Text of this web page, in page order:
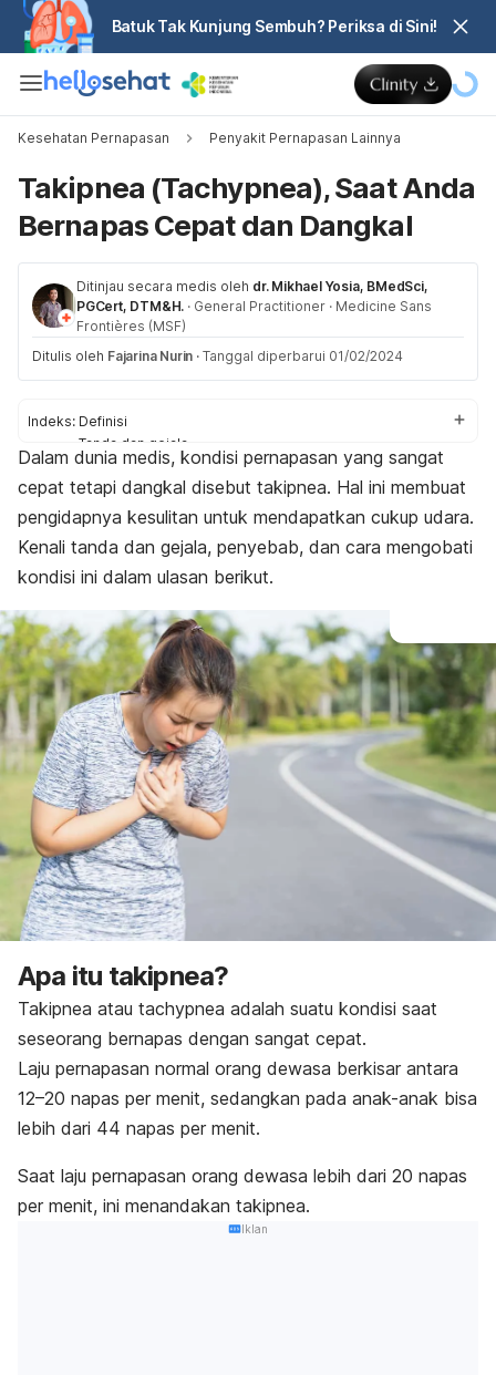
Batuk Tak Kunjung Sembuh? Periksa di Sini!
Kesehatan Pernapasan Penyakit Pernapasan Lainnya
Takipnea (Tachypnea), Saat Anda
Bernapas Cepat dan Dangkal
Ditinjau secara medis oleh dr. Mikhael Yosia, BMedSci,
PGCert, DTM&H. · General Practitioner · Medicine Sans
Frontières (MSF)
Ditulis oleh Fajarina Nurin · Tanggal diperbarui 01/02/2024
Indeks: Definisi
Tanda dan gejala
Penyebab
Diagnosis
Pengobatan
Dalam dunia medis, kondisi pernapasan yang sangat
cepat tetapi dangkal disebut takipnea. Hal ini membuat
pengidapnya kesulitan untuk mendapatkan cukup udara.
Kenali tanda dan gejala, penyebab, dan cara mengobati
kondisi ini dalam ulasan berikut.
Apa itu takipnea?
Takipnea atau tachypnea adalah suatu kondisi saat
seseorang bernapas dengan sangat cepat.
Laju pernapasan normal orang dewasa berkisar antara
12–20 napas per menit, sedangkan pada anak-anak bisa
lebih dari 44 napas per menit.
Saat laju pernapasan orang dewasa lebih dari 20 napas
per menit, ini menandakan takipnea.
Iklan